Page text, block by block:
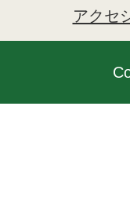
アクセ